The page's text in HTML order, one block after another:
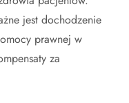
jest dochodzenie
prawnej w
za